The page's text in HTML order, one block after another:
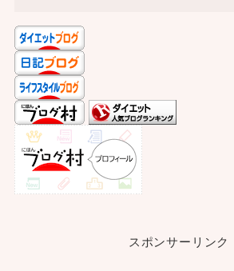
スポンサーリンク